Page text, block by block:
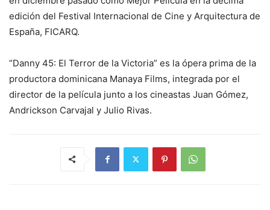
edición del Festival Internacional de Cine y Arquitectura de
España, FICARQ.
“Danny 45: El Terror de la Victoria” es la ópera prima de la
productora dominicana Manaya Films, integrada por el
director de la película junto a los cineastas Juan Gómez,
Andrickson Carvajal y Julio Rivas.